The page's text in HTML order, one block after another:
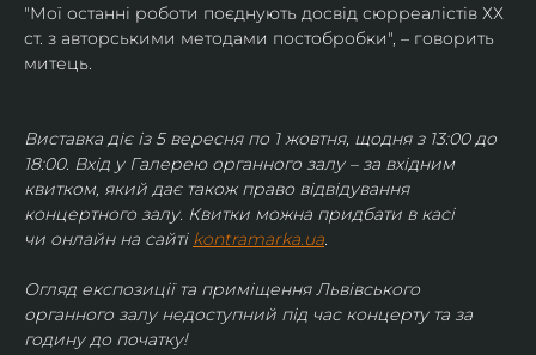
"Мої останні роботи поєднують досвід сюрреалістів ХХ
ст. з авторськими методами постобробки", – говорить
митець.
Виставка діє із 5 вересня по 1 жовтня, щодня з 13:00 до
18:00. Вхід у Галерею органного залу – за вхідним
квитком, який дає також право відвідування
концертного залу. Квитки можна придбати в касі
чи онлайн на сайті kontramarka.ua.
Огляд експозиції та приміщення Львівського
органного залу недоступний під час концерту та за
годину до початку!